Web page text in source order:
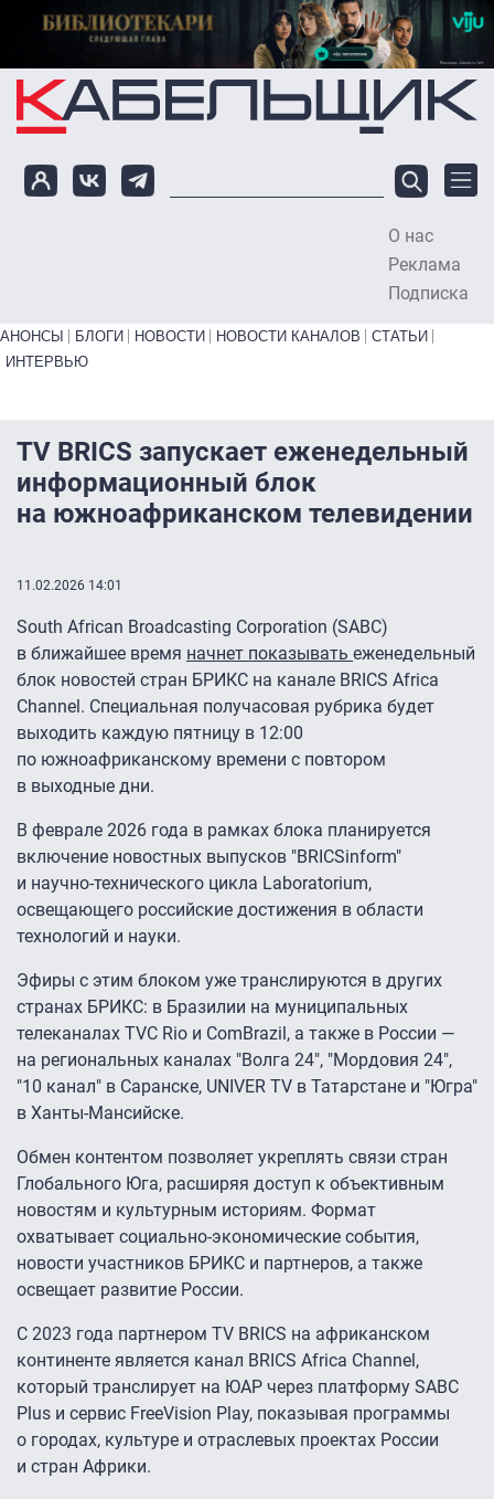
Перейти к основному содержанию
О нас
Реклама
Подписка
Primary links bottom
АНОНСЫ БЛОГИ НОВОСТИ НОВОСТИ КАНАЛОВ
СТАТЬИ
ИНТЕРВЬЮ
TV BRICS запускает еженедельный
информационный блок
на южноафриканском телевидении
11.02.2026 14:01
South African Broadcasting Corporation (SABC)
в ближайшее время начнет показывать еженедельный
блок новостей стран БРИКС на канале BRICS Africa
Channel. Специальная получасовая рубрика будет
выходить каждую пятницу в 12:00
по южноафриканскому времени с повтором
в выходные дни.
В феврале 2026 года в рамках блока планируется
включение новостных выпусков "BRICSinform"
и научно-технического цикла Laboratorium,
освещающего российские достижения в области
технологий и науки.
Эфиры с этим блоком уже транслируются в других
странах БРИКС: в Бразилии на муниципальных
телеканалах TVC Rio и ComBrazil, а также в России —
на региональных каналах "Волга 24″, "Мордовия 24″,
"10 канал" в Саранске, UNIVER TV в Татарстане и "Югра"
в Ханты-Мансийске.
Обмен контентом позволяет укреплять связи стран
Глобального Юга, расширяя доступ к объективным
новостям и культурным историям. Формат
охватывает социально-экономические события,
новости участников БРИКС и партнеров, а также
освещает развитие России.
С 2023 года партнером TV BRICS на африканском
континенте является канал BRICS Africa Channel,
который транслирует на ЮАР через платформу SABC
Plus и сервис FreeVision Play, показывая программы
о городах, культуре и отраслевых проектах России
и стран Африки.